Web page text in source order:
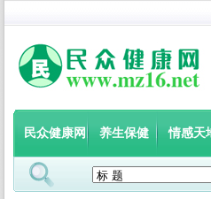
民众健康网 养生保健 情感天